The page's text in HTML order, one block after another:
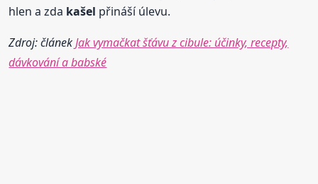
hlen a zda kašel přináší úlevu.
Zdroj: článekJak vymačkat šťávu z cibule: účinky, recepty,
dávkování a babské